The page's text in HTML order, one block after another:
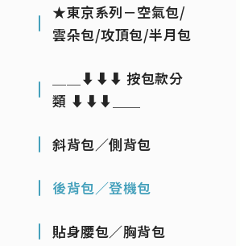
★東京系列－空氣包/
雲朵包/攻頂包/半月包
＿＿⬇⬇⬇ 按包款分
類 ⬇⬇⬇＿＿
斜背包／側背包
後背包／登機包
貼身腰包／胸背包